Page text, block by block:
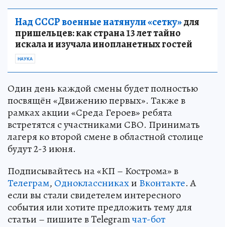
Над СССР военные натянули «сетку»для
пришельцев: как страна 13 лет тайно
искала и изучала инопланетных гостей
НАУКА
Один день каждой смены будет полностью
посвящён «Движению первых». Также в
рамках акции «Среда Героев» ребята
встретятся с участниками СВО. Принимать
лагеря ко второй смене в областной столице
будут 2-3 июня.
Подписывайтесь на «КП – Кострома» в
Телеграм, Одноклассникахи Вконтакте. А
если вы стали свидетелем интересного
события или хотите предложить тему для
статьи – пишите в Telegramчат-бот